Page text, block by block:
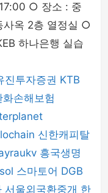
○ 장소 : 중
사옥 2층 열정실 ○
하나은행 실습
진투자증권 KTB
화손해보험
신한캐피탈
흥국생명
스마토어 DGB
서울외국환중개 한